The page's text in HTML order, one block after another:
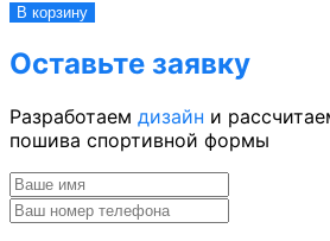
В корзину
Оставьте заявку
Разработаем дизайн и
пошива спортивной формы